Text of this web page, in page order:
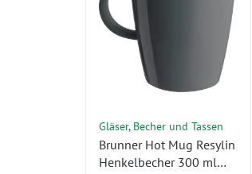
Gläser, Becher und Tassen
Brunner Hot Mug Resylin
Henkelbecher 300 ml